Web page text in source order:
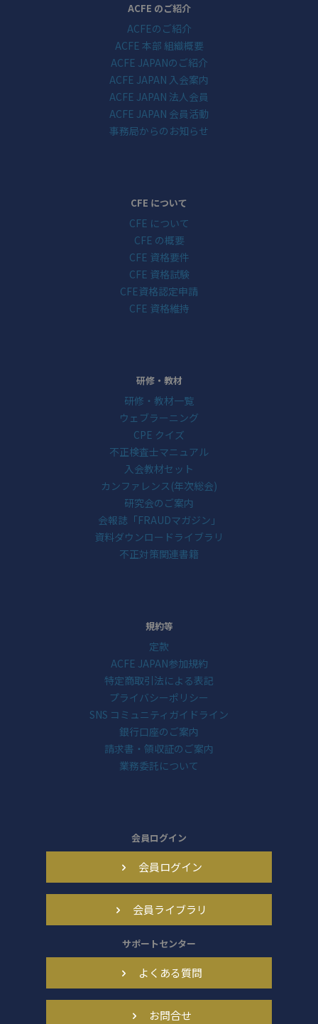
ACFE のご紹介
ACFEのご紹介
ACFE 本部 組織概要
ACFE JAPANのご紹介
ACFE JAPAN 入会案内
ACFE JAPAN 法人会員
ACFE JAPAN 会員活動
事務局からのお知らせ
CFE について
CFE について
CFE の概要
CFE 資格要件
CFE 資格試験
CFE資格認定申請
CFE 資格維持
研修・教材
研修・教材一覧
ウェブラーニング
CPE クイズ
不正検査士マニュアル
入会教材セット
カンファレンス(年次総会)
研究会のご案内
会報誌「FRAUDマガジン」
資料ダウンロードライブラリ
不正対策関連書籍
規約等
定款
ACFE JAPAN参加規約
特定商取引法による表記
プライバシーポリシー
SNS コミュニティガイドライン
銀行口座のご案内
請求書・領収証のご案内
業務委託について
会員ログイン
会員ログイン
会員ライブラリ
サポートセンター
よくある質問
お問合せ